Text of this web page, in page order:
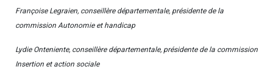
Françoise Legraien, conseillère départementale, présidente de la
commission Autonomie et handicap
Lydie Onteniente, conseillère départementale, présidente de la commission
Insertion et action sociale